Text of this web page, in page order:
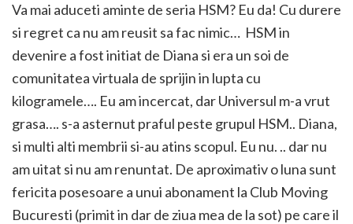
Va mai aduceti aminte de seria HSM? Eu da! Cu durere
si regret ca nu am reusit sa fac nimic… HSM in
devenire a fost initiat de Diana si era un soi de
comunitatea virtuala de sprijin in lupta cu
kilogramele…. Eu am incercat, dar Universul m-a vrut
grasa…. s-a asternut praful peste grupul HSM.. Diana,
si multi alti membrii si-au atins scopul. Eu nu. .. dar nu
am uitat si nu am renuntat. De aproximativ o luna sunt
fericita posesoare a unui abonament la Club Moving
Bucuresti (primit in dar de ziua mea de la sot) pe care il